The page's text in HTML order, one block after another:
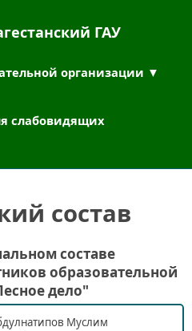
ГАУ
организации ▼
слабовидящих
состав
составе
образовательной
дело"
Муслим